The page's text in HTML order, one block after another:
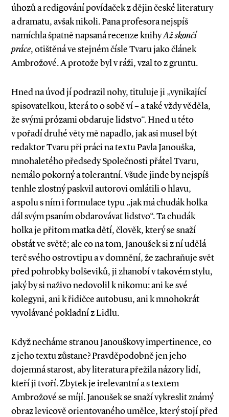
úhozů a redigování povídaček z dějin české literatury
a dramatu, avšak nikoli. Pana profesora nejspíš
namíchla špatně napsaná recenze knihyAž skončí
práce, otištěná ve stejném čísle Tvaru jako článek
Ambrožové. A protože byl v ráži, vzal to z gruntu.
Hned na úvod jí podrazil nohy, tituluje ji „vynikající
spisovatelkou, která to o sobě ví – a také vždy věděla,
že svými prózami obdaruje lidstvo“. Hned u této
v pořadí druhé věty mě napadlo, jak asi musel být
redaktor Tvaru při práci na textu Pavla Janouška,
mnohaletého předsedy Společnosti přátel Tvaru,
nemálo pokorný a tolerantní. Všude jinde by nejspíš
tenhle zlostný paskvil autorovi omlátili o hlavu,
a spolu s ním i formulace typu „jak má chudák holka
dál svým psaním obdarovávat lidstvo“. Ta chudák
holka je přitom matka dětí, člověk, který se snaží
obstát ve světě; ale co na tom, Janoušek si z ní udělá
terč svého ostrovtipu a v domnění, že zachraňuje svět
před pohrobky bolševiků, ji zhanobí v takovém stylu,
jaký by si naživo nedovolil k nikomu: ani ke své
kolegyni, ani k řidičce autobusu, ani k mnohokrát
vyvolávané pokladní z Lidlu.
Když necháme stranou Janouškovy impertinence, co
z jeho textu zůstane? Pravděpodobně jen jeho
dojemná starost, aby literatura přežila názory lidí,
kteří ji tvoří. Zbytek je irelevantní a s textem
Ambrožové se míjí. Janoušek se snaží vykreslit známý
obraz levicově orientovaného umělce, který stojí před